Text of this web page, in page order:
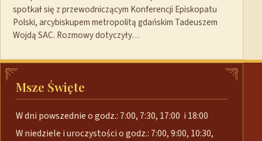
spotkał się z przewodniczącym Konferencji Episkopatu
Polski, arcybiskupem metropolitą gdańskim Tadeuszem
Wojdą SAC. Rozmowy dotyczyły…
Msze Święte
W dni powszednie o godz.: 7:00, 7:30, 17:00 i 18:00
W niedziele i uroczystości o godz.: 7:00, 9:00, 10:30,